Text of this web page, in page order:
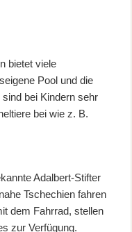
bietet viele
Pool und die
bei Kindern sehr
bei wie z. B.
Adalbert-Stifter
Tschechien fahren
dem Fahrrad, stellen
zur Verfügung.